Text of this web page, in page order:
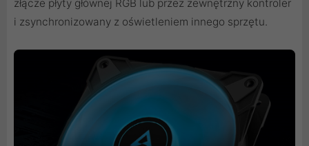
złącze płyty głównej RGB lub przez zewnętrzny kontroler
i zsynchronizowany z oświetleniem innego sprzętu.